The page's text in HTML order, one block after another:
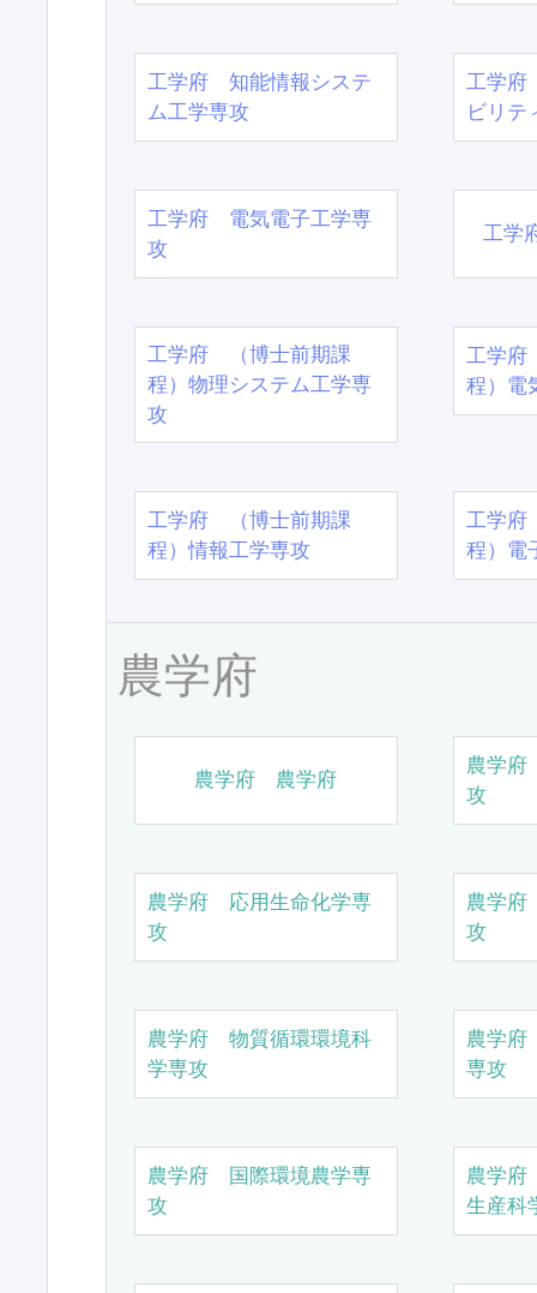
工学府 知能情報システ
ム工学専攻
工学府
ビリテ
工学府 電気電子工学専
攻
工学
工学府 （博士前期課
程）物理システム工学専
攻
工学
程）電
工学府 （博士前期課
程）情報工学専攻
工学
程）電
農学府
農学府 農学府
農学
攻
農学府 応用生命化学専
攻
農学
攻
農学府 物質循環環境科
学専攻
農学
専攻
農学府 国際環境農学専
攻
農学
生産科